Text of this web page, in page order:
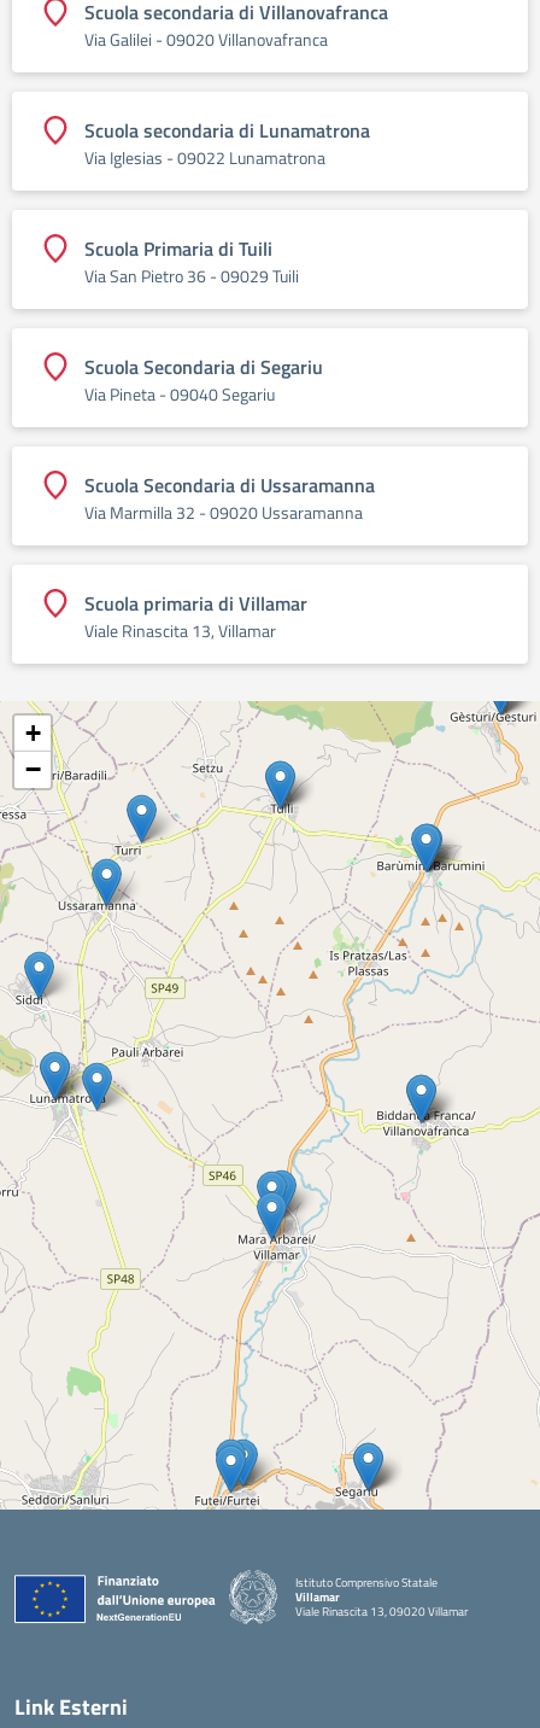
Scuola secondaria di Villanovafranca
Via Galilei - 09020 Villanovafranca
Scuola secondaria di Lunamatrona
Via Iglesias - 09022 Lunamatrona
Scuola Primaria di Tuili
Via San Pietro 36 - 09029 Tuili
Scuola Secondaria di Segariu
Via Pineta - 09040 Segariu
Scuola Secondaria di Ussaramanna
Via Marmilla 32 - 09020 Ussaramanna
Scuola primaria di Villamar
Viale Rinascita 13, Villamar
+
−
Istituto Comprensivo Statale
Villamar
Viale Rinascita 13, 09020 Villamar
Link Esterni